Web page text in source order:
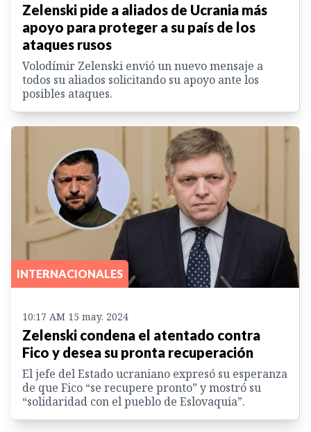
Zelenski pide a aliados de Ucrania más
apoyo para proteger a su país de los
ataques rusos
Volodímir Zelenski envió un nuevo mensaje a
todos su aliados solicitando su apoyo ante los
posibles ataques.
INTERNACIONALES
10:17 AM 15 may. 2024
Zelenski condena el atentado contra
Fico y desea su pronta recuperación
El jefe del Estado ucraniano expresó su esperanza
de que Fico “se recupere pronto” y mostró su
“solidaridad con el pueblo de Eslovaquia”.